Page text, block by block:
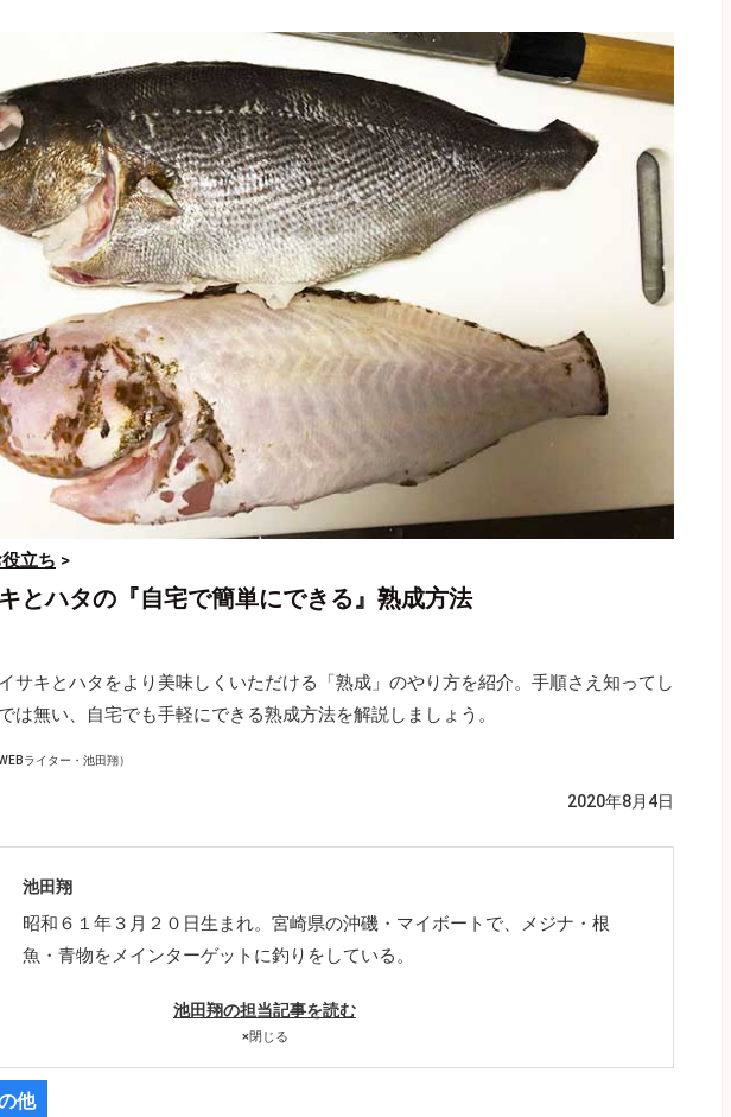
立ち >
とハタの『自宅で簡単にできる』熟成方法
サキとハタをより美味しくいただける「熟成」のやり方を紹介。手順さえ知ってし
は無い、自宅でも手軽にできる熟成方法を解説しましょう。
ライター・池田翔）
2020年8月4日
池田翔
昭和６１年３月２０日生まれ。宮崎県の沖磯・マイボートで、メジナ・根
魚・青物をメインターゲットに釣りをしている。
池田翔の担当記事を読む
×閉じる
他